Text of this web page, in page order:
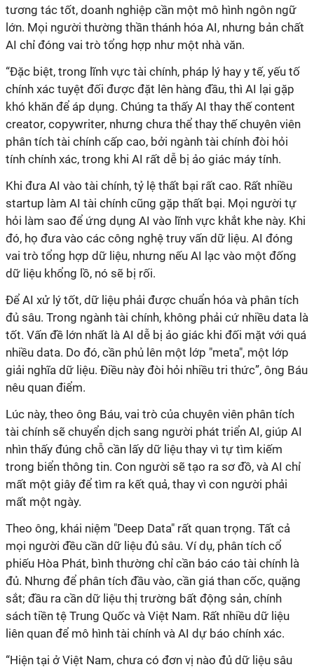
tương tác tốt, doanh nghiệp cần một mô hình ngôn ngữ
lớn. Mọi người thường thần thánh hóa AI, nhưng bản chất
AI chỉ đóng vai trò tổng hợp như một nhà văn.
“Đặc biệt, trong lĩnh vực tài chính, pháp lý hay y tế, yếu tố
chính xác tuyệt đối được đặt lên hàng đầu, thì AI lại gặp
khó khăn để áp dụng. Chúng ta thấy AI thay thế content
creator, copywriter, nhưng chưa thể thay thế chuyên viên
phân tích tài chính cấp cao, bởi ngành tài chính đòi hỏi
tính chính xác, trong khi AI rất dễ bị ảo giác máy tính.
Khi đưa AI vào tài chính, tỷ lệ thất bại rất cao. Rất nhiều
startup làm AI tài chính cũng gặp thất bại. Mọi người tự
hỏi làm sao để ứng dụng AI vào lĩnh vực khắt khe này. Khi
đó, họ đưa vào các công nghệ truy vấn dữ liệu. AI đóng
vai trò tổng hợp dữ liệu, nhưng nếu AI lạc vào một đống
dữ liệu khổng lồ, nó sẽ bị rối.
Để AI xử lý tốt, dữ liệu phải được chuẩn hóa và phân tích
đủ sâu. Trong ngành tài chính, không phải cứ nhiều data là
tốt. Vấn đề lớn nhất là AI dễ bị ảo giác khi đối mặt với quá
nhiều data. Do đó, cần phủ lên một lớp "meta", một lớp
giải nghĩa dữ liệu. Điều này đòi hỏi nhiều tri thức”, ông Báu
nêu quan điểm.
Lúc này, theo ông Báu, vai trò của chuyên viên phân tích
tài chính sẽ chuyển dịch sang người phát triển AI, giúp AI
nhìn thấy đúng chỗ cần lấy dữ liệu thay vì tự tìm kiếm
trong biển thông tin. Con người sẽ tạo ra sơ đồ, và AI chỉ
mất một giây để tìm ra kết quả, thay vì con người phải
mất một ngày.
Theo ông, khái niệm "Deep Data" rất quan trọng. Tất cả
mọi người đều cần dữ liệu đủ sâu. Ví dụ, phân tích cổ
phiếu Hòa Phát, bình thường chỉ cần báo cáo tài chính là
đủ. Nhưng để phân tích đầu vào, cần giá than cốc, quặng
sắt; đầu ra cần dữ liệu thị trường bất động sản, chính
sách tiền tệ Trung Quốc và Việt Nam. Rất nhiều dữ liệu
liên quan để mô hình tài chính và AI dự báo chính xác.
“Hiện tại ở Việt Nam, chưa có đơn vị nào đủ dữ liệu sâu